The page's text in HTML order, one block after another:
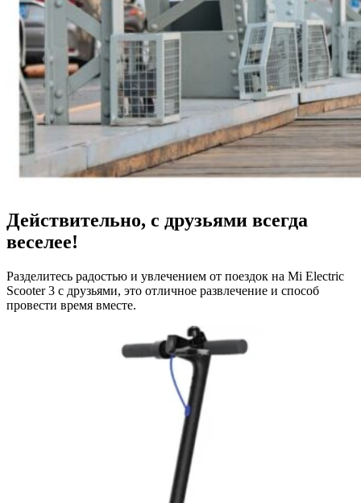
Действительно, с друзьями всегда
веселее!
Разделитесь радостью и увлечением от поездок на Mi Electric
Scooter 3 с друзьями, это отличное развлечение и способ
провести время вместе.